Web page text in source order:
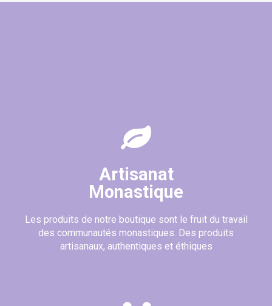
Artisanat
Monastique
Les produits de notre boutique sont le fruit du travail
des communautés monastiques. Des produits
artisanaux, authentiques et éthiques